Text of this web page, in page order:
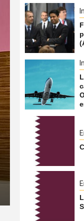
International
La
6 août 2026